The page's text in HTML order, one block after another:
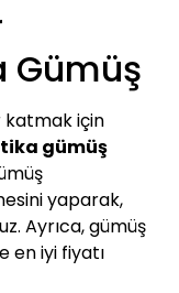
Gümüş
katmak için
gümüş
yaparak,
Ayrıca, gümüş
en iyi fiyatı